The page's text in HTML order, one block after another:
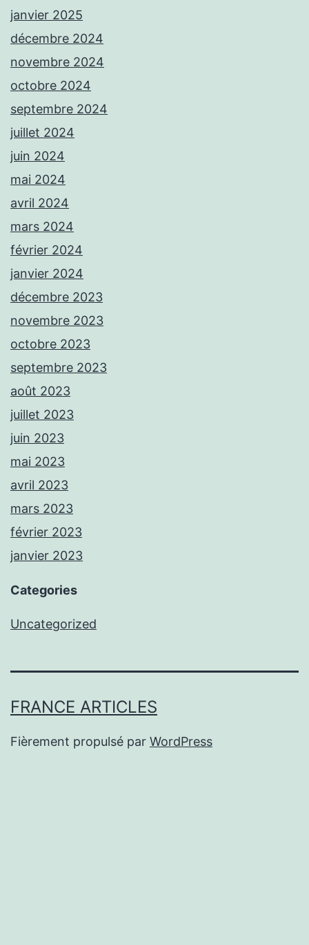
janvier 2025
décembre 2024
novembre 2024
octobre 2024
septembre 2024
juillet 2024
juin 2024
mai 2024
avril 2024
mars 2024
février 2024
janvier 2024
décembre 2023
novembre 2023
octobre 2023
septembre 2023
août 2023
juillet 2023
juin 2023
mai 2023
avril 2023
mars 2023
février 2023
janvier 2023
Categories
Uncategorized
FRANCE ARTICLES
Fièrement propulsé par WordPress